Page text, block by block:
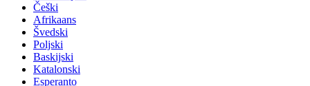
Češki
Afrikaans
Švedski
Poljski
Baskijski
Katalonski
Esperanto